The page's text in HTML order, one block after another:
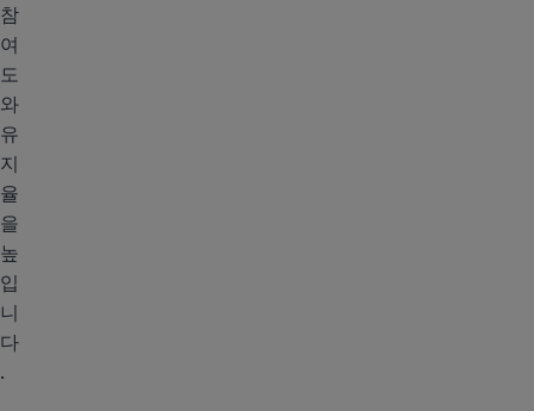
참
여
도
와
유
지
율
을
높
입
니
다
.